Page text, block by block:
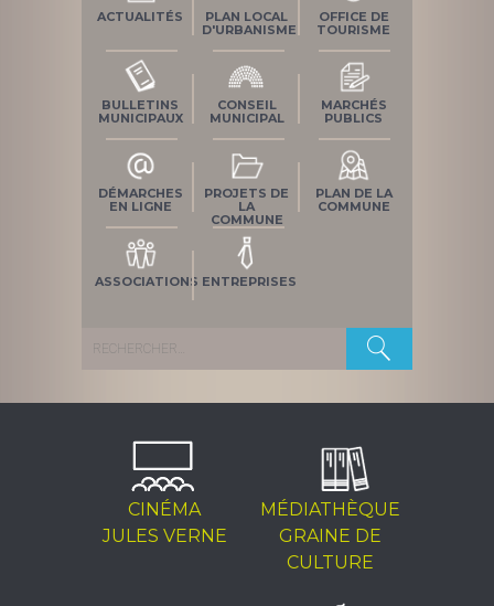
ACTUALITÉS
PLAN LOCAL
D'URBANISME
OFFICE DE
TOURISME
BULLETINS
MUNICIPAUX
CONSEIL
MUNICIPAL
MARCHÉS
PUBLICS
DÉMARCHES
EN LIGNE
PROJETS DE
LA
COMMUNE
PLAN DE LA
COMMUNE
ASSOCIATIONS ENTREPRISES
Rechercher :
CINÉMA
JULES VERNE
MÉDIATHÈQUE
GRAINE DE
CULTURE